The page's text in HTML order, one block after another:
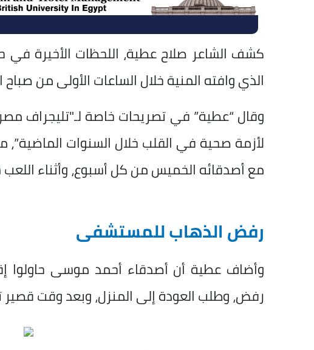
كشف الشاعر صلاح عطية، اللحظات الأخيرة في
الذي وافته المنية خلال الساعات الأولى من صباح
وقال “عطية” في تصريحات خاصة لـ"تليجراف
لأزمة صحية في القلب خلال السنوات الماضية”،
مع أصدقائه الخميس من كل أسبوع، وأثناء
رفض الذهاب للمستشفى
وأضاف عطية أن أصدقاء أحمد موسى حاولوا
رفض، وطلب العودة إلى المنزل، وبعد وقت